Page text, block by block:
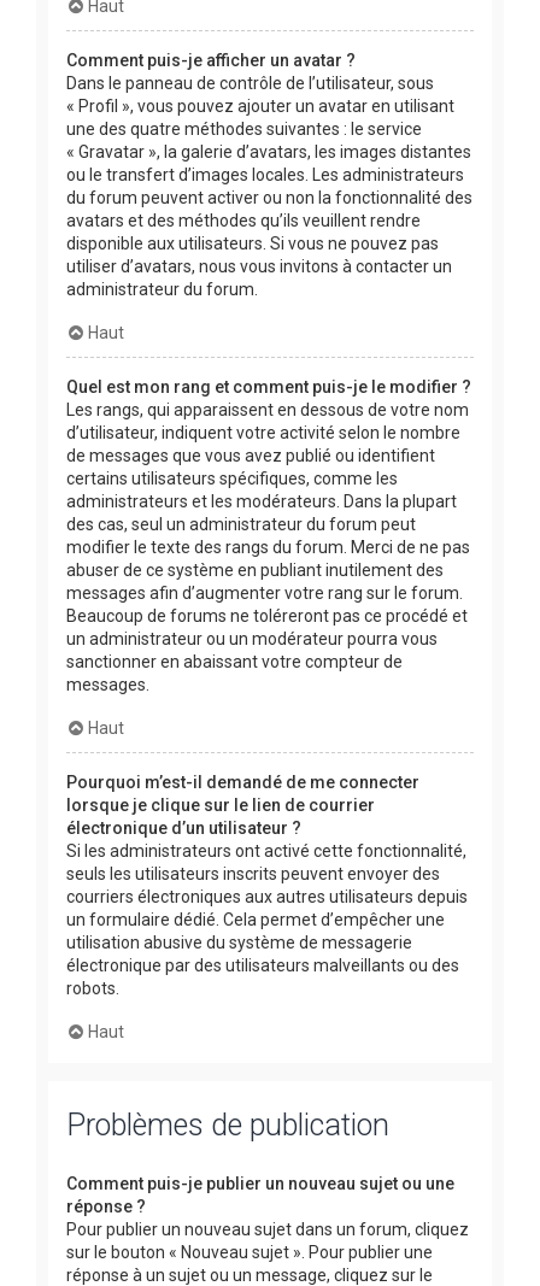
Haut
Comment puis-je afficher un avatar ?
Dans le panneau de contrôle de l’utilisateur, sous
« Profil », vous pouvez ajouter un avatar en utilisant
une des quatre méthodes suivantes : le service
« Gravatar », la galerie d’avatars, les images distantes
ou le transfert d’images locales. Les administrateurs
du forum peuvent activer ou non la fonctionnalité des
avatars et des méthodes qu’ils veuillent rendre
disponible aux utilisateurs. Si vous ne pouvez pas
utiliser d’avatars, nous vous invitons à contacter un
administrateur du forum.
Haut
Quel est mon rang et comment puis-je le modifier ?
Les rangs, qui apparaissent en dessous de votre nom
d’utilisateur, indiquent votre activité selon le nombre
de messages que vous avez publié ou identifient
certains utilisateurs spécifiques, comme les
administrateurs et les modérateurs. Dans la plupart
des cas, seul un administrateur du forum peut
modifier le texte des rangs du forum. Merci de ne pas
abuser de ce système en publiant inutilement des
messages afin d’augmenter votre rang sur le forum.
Beaucoup de forums ne toléreront pas ce procédé et
un administrateur ou un modérateur pourra vous
sanctionner en abaissant votre compteur de
messages.
Haut
Pourquoi m’est-il demandé de me connecter
lorsque je clique sur le lien de courrier
électronique d’un utilisateur ?
Si les administrateurs ont activé cette fonctionnalité,
seuls les utilisateurs inscrits peuvent envoyer des
courriers électroniques aux autres utilisateurs depuis
un formulaire dédié. Cela permet d’empêcher une
utilisation abusive du système de messagerie
électronique par des utilisateurs malveillants ou des
robots.
Haut
Problèmes de publication
Comment puis-je publier un nouveau sujet ou une
réponse ?
Pour publier un nouveau sujet dans un forum, cliquez
sur le bouton « Nouveau sujet ». Pour publier une
réponse à un sujet ou un message, cliquez sur le